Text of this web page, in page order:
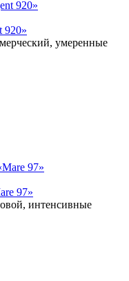
920»
умеренные
97»
интенсивные